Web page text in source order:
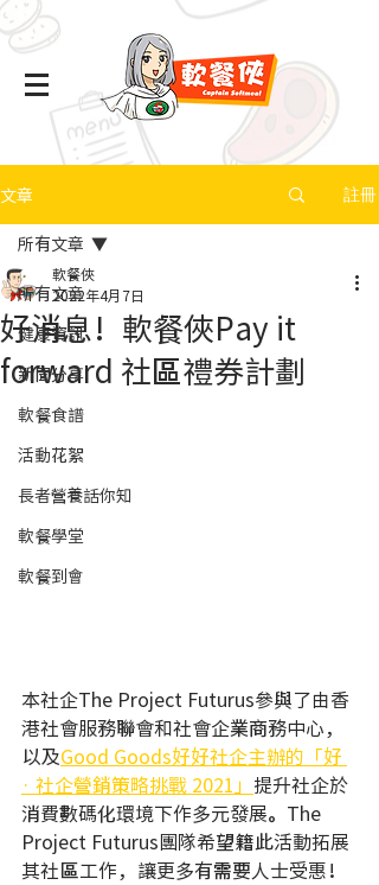
文章 註冊
所有文章
健康資訊
新聞分享
軟餐食譜
活動花絮
長者營養話你知
軟餐學堂
軟餐到會
所有文章
好消息！軟餐俠Pay it
forward 社區禮券計劃
軟餐俠
2022年4月7日
本社企The Project Futurus參與了由香
港社會服務聯會和社會企業商務中心，
以及Good Goods好好社企主辦的「好
· 社企營銷策略挑戰 2021」 提升社企於
消費數碼化環境下作多元發展。The
Project Futurus團隊希望籍此活動拓展
其社區工作，讓更多有需要人士受惠！